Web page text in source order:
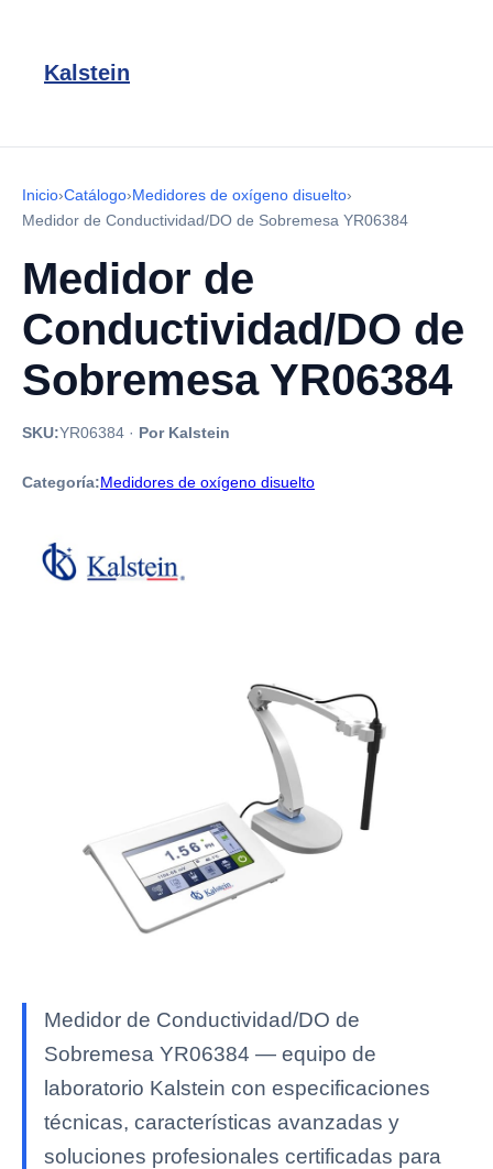
Kalstein
Inicio›Catálogo›Medidores de oxígeno disuelto›
Medidor de Conductividad/DO de Sobremesa YR06384
Medidor de
Conductividad/DO de
Sobremesa YR06384
SKU:YR06384 · Por Kalstein
Categoría:Medidores de oxígeno disuelto
Medidor de Conductividad/DO de
Sobremesa YR06384 — equipo de
laboratorio Kalstein con especificaciones
técnicas, características avanzadas y
soluciones profesionales certificadas para